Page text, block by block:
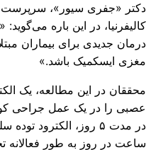
دکتر «جفری سیور»، سرپرست
کالیفرنیا، در این باره
درمان جدیدی برای بیماران
مغزی ایسکمیک باشد.»
محققان در این مطالعه، یک
عصبی را در یک عمل جراحی
ساعت در روز به طور فعالانه